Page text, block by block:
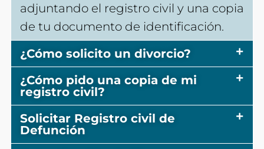
adjuntando el registro civil y una copia
de tu documento de identificación.
¿Cómo solicito un divorcio?
¿Cómo pido una copia de mi
registro civil?
Solicitar Registro civil de
Defunción